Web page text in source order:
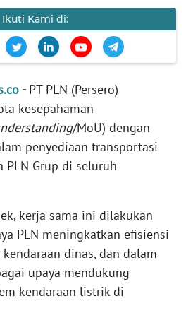
Ikuti Kami di:
-PT PLN (Persero)
kesepahaman
/MoU) dengan
penyediaan transportasi
Grup di seluruh
kerja sama ini dilakukan
PLN meningkatkan efisiensi
dinas, dan dalam
upaya mendukung
kendaraan listrik di